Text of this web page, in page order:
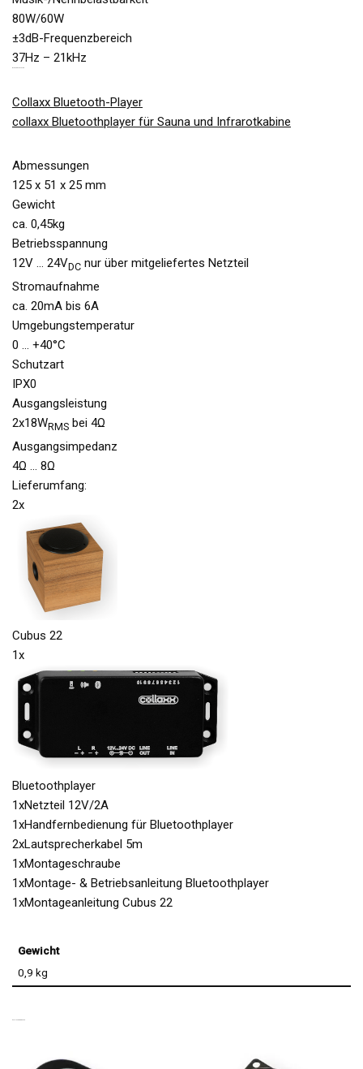
80W/60W
±3dB-Frequenzbereich
37Hz – 21kHz
Collaxx Bluetooth-Player
collaxx Bluetoothplayer für Sauna und Infrarotkabine
Abmessungen
125 x 51 x 25 mm
Gewicht
ca. 0,45kg
Betriebsspannung
12V … 24VDC nur über mitgeliefertes Netzteil
Stromaufnahme
ca. 20mA bis 6A
Umgebungstemperatur
0 … +40°C
Schutzart
IPX0
Ausgangsleistung
2x18WRMS bei 4Ω
Ausgangsimpedanz
4Ω … 8Ω
Lieferumfang:
2x
Cubus 22
1x
Bluetoothplayer
1xNetzteil 12V/2A
1xHandfernbedienung für Bluetoothplayer
2xLautsprecherkabel 5m
1xMontageschraube
1xMontage- & Betriebsanleitung Bluetoothplayer
1xMontageanleitung Cubus 22
Gewicht
0,9 kg